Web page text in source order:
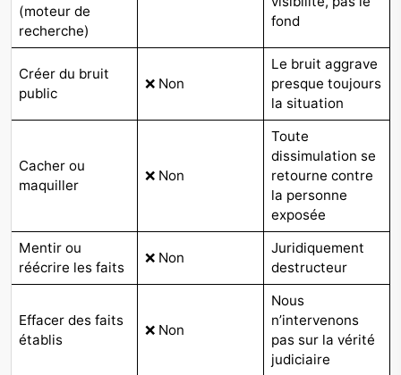
(moteur de
recherche)
fond
Créer du bruit
public
❌ Non
Le bruit aggrave
presque toujours
la situation
Cacher ou
maquiller
❌ Non
Toute
dissimulation se
retourne contre
la personne
exposée
Mentir ou
réécrire les faits
❌ Non
Juridiquement
destructeur
Effacer des faits
établis
❌ Non
Nous
n’intervenons
pas sur la vérité
judiciaire